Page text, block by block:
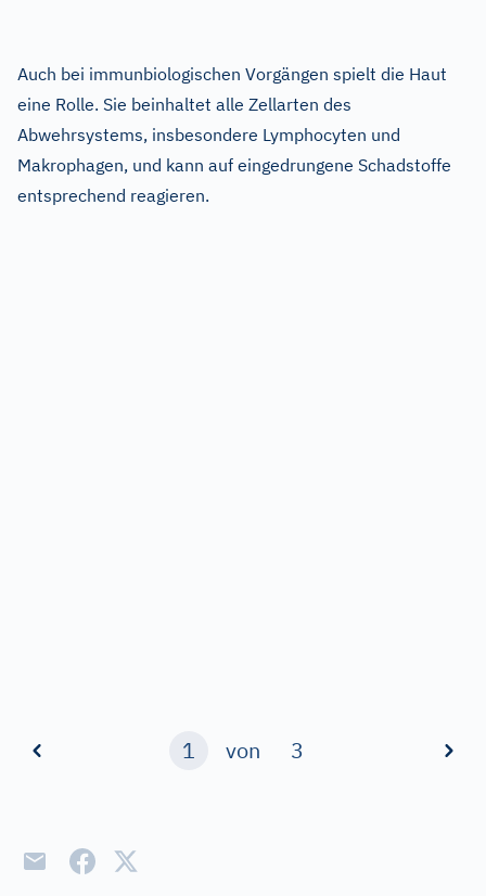
Auch bei immunbiologischen Vorgängen spielt die Haut
eine Rolle. Sie beinhaltet alle Zellarten des
Abwehrsystems, insbesondere Lymphocyten und
Makrophagen, und kann auf eingedrungene Schadstoffe
entsprechend reagieren.
1 von 3